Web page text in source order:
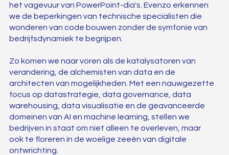
het vagevuur van PowerPoint-dia's. Evenzo erkennen
we de beperkingen van technische specialisten die
wonderen van code bouwen zonder de symfonie van
bedrijfsdynamiek te begrijpen.
Zo komen we naar voren als de katalysatoren van
verandering, de alchemisten van data en de
architecten van mogelijkheden. Met een nauwgezette
focus op datastrategie, data governance, data
warehousing, data visualisatie en de geavanceerde
domeinen van AI en machine learning, stellen we
bedrijven in staat om niet alleen te overleven, maar
ook te floreren in de woelige zeeën van digitale
ontwrichting.